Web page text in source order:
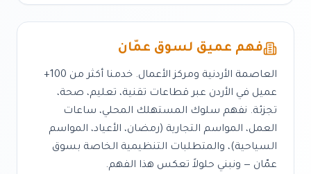
فهم عميق لسوق عمّان
العاصمة الأردنية ومركز الأعمال. خدمنا أكثر من 100+
عميل في الأردن عبر قطاعات تقنية، تعليم، صحة،
تجزئة. نفهم سلوك المستهلك المحلي، ساعات
العمل، المواسم التجارية (رمضان، الأعياد، المواسم
السياحية)، والمتطلبات التنظيمية الخاصة بسوق
عمّان — ونبني حلولاً تعكس هذا الفهم.